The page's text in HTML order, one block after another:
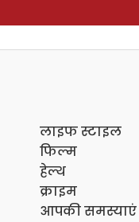
लाइफ स्टाइल
फिल्म
हेल्थ
क्राइम
आपकी समस्याएं